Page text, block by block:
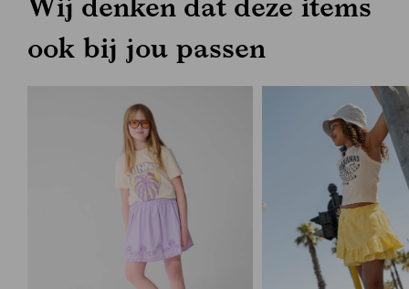
ook bij jou passen